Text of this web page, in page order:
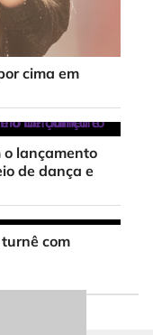
cima em
o lançamento
de dança e
com